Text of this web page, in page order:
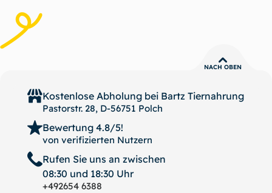
NACH OBEN
Kostenlose Abholung bei Bartz Tiernahrung
Pastorstr. 28, D-56751 Polch
Bewertung 4.8/5!
von verifizierten Nutzern
Rufen Sie uns an zwischen
08:30 und 18:30 Uhr
+492654 6388